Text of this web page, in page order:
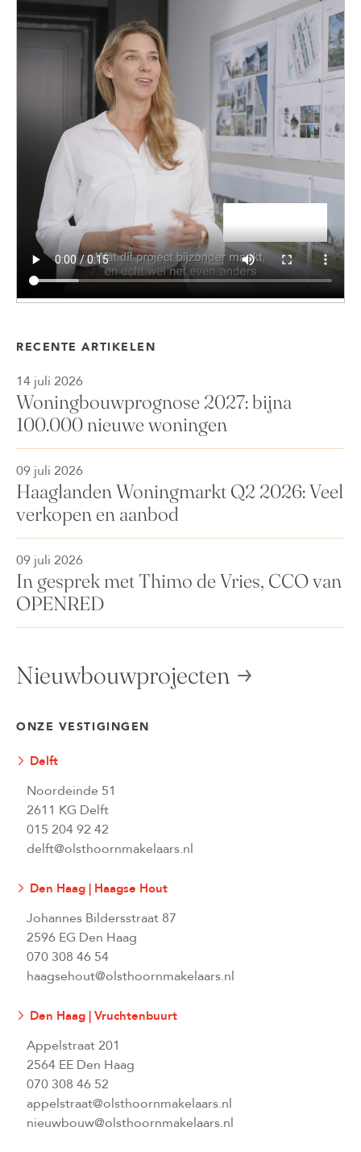
RECENTE ARTIKELEN
14 juli 2026
Woningbouwprognose 2027: bijna
100.000 nieuwe woningen
09 juli 2026
Haaglanden Woningmarkt Q2 2026: Veel
verkopen en aanbod
09 juli 2026
In gesprek met Thimo de Vries, CCO van
OPENRED
Nieuwbouwprojecten
ONZE VESTIGINGEN
Delft
Noordeinde 51
2611 KG Delft
015 204 92 42
delft@olsthoornmakelaars.nl
Den Haag | Haagse Hout
Johannes Bildersstraat 87
2596 EG Den Haag
070 308 46 54
haagsehout@olsthoornmakelaars.nl
Den Haag | Vruchtenbuurt
Appelstraat 201
2564 EE Den Haag
070 308 46 52
appelstraat@olsthoornmakelaars.nl
nieuwbouw@olsthoornmakelaars.nl